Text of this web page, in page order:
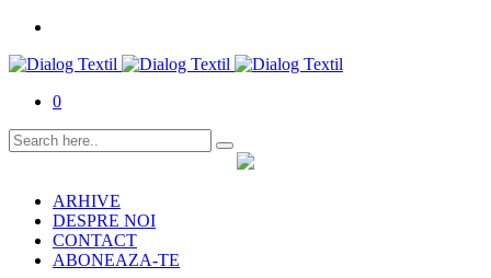
0
ARHIVE
DESPRE NOI
CONTACT
ABONEAZA-TE